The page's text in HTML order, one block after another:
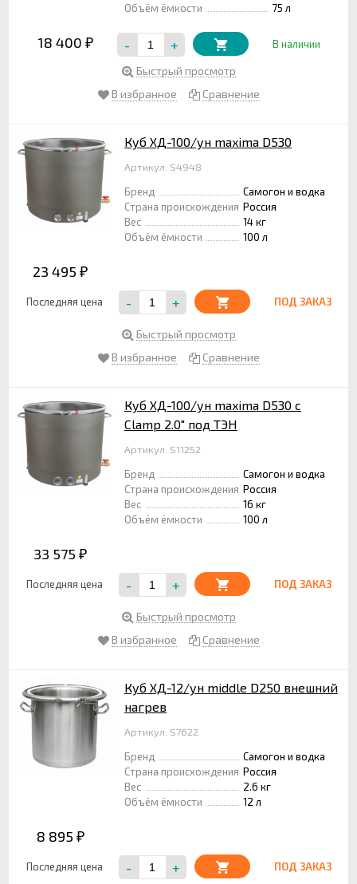
Объём ёмкости
75 л
18 400 ₽ - + В наличии
Быстрый просмотр
В избранное
Сравнение
Куб ХД-100/ун maxima D530
Артикул: S4948
Бренд
Самогон и водка
Страна происхождения Россия
Вес
14 кг
Объём ёмкости
100 л
23 495 ₽
Последняя цена - + ПОД ЗАКАЗ
Быстрый просмотр
В избранное
Сравнение
Куб ХД-100/ун maxima D530 с
Clamp 2.0" под ТЭН
Артикул: S11252
Бренд
Самогон и водка
Страна происхождения Россия
Вес
16 кг
Объём ёмкости
100 л
33 575 ₽
Последняя цена - + ПОД ЗАКАЗ
Быстрый просмотр
В избранное
Сравнение
Куб ХД-12/ун middle D250 внешний
нагрев
Артикул: S7622
Бренд
Самогон и водка
Страна происхождения Россия
Вес
2.6 кг
Объём ёмкости
12 л
8 895 ₽
Последняя цена - + ПОД ЗАКАЗ